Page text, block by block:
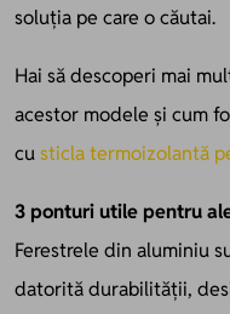
soluția pe care o căutai.
Hai să descoperi mai
acestor modele și cum
custicla termoizolantă
3 ponturi utile pentru
Ferestrele din aluminiu
datorită durabilității,